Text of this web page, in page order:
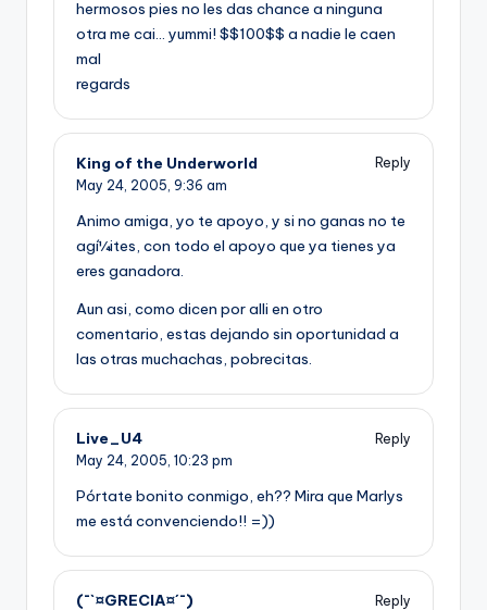
hermosos pies no les das chance a ninguna
otra me cai… yummi! $$100$$ a nadie le caen
mal
regards
King of the Underworld
Reply
May 24, 2005, 9:36 am
Animo amiga, yo te apoyo, y si no ganas no te
agí¼ites, con todo el apoyo que ya tienes ya
eres ganadora.
Aun asi, como dicen por alli en otro
comentario, estas dejando sin oportunidad a
las otras muchachas, pobrecitas.
Live_U4
Reply
May 24, 2005, 10:23 pm
Pórtate bonito conmigo, eh?? Mira que Marlys
me está convenciendo!! =))
(¯`¤GRECIA¤´¯)
Reply